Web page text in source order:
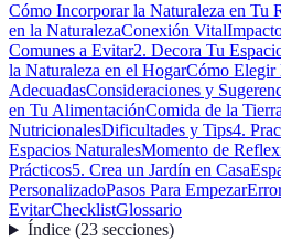
Cómo Incorporar la Naturaleza en Tu
en la NaturalezaConexión Vital
Comunes a Evitar2. Decora Tu
la Naturaleza en el HogarCómo Elegir
AdecuadasConsideraciones y
en Tu AlimentaciónComida de la
NutricionalesDificultades y Tips4.
Espacios NaturalesMomento de
Prácticos5. Crea un Jardín en Casa
PersonalizadoPasos Para Empezar
EvitarChecklistGlossario
Índice(23 secciones)